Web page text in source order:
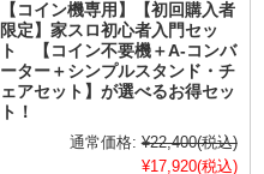
【コイン機専用】【初回購入者
限定】家スロ初心者入門セッ
ト 【コイン不要機＋A-コンバ
ーター＋シンプルスタンド・チ
ェアセット】が選べるお得セッ
ト！
通常価格: ¥22,400(税込)
¥17,920(税込)